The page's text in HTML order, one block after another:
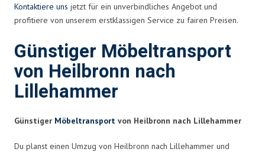
Kontaktiere uns jetzt für ein unverbindliches Angebot und
profitiere von unserem erstklassigen Service zu fairen Preisen.
Günstiger Möbeltransport
von Heilbronn nach
Lillehammer
Günstiger Möbeltransport von Heilbronn nach Lillehammer
Du planst einen Umzug von Heilbronn nach Lillehammer und